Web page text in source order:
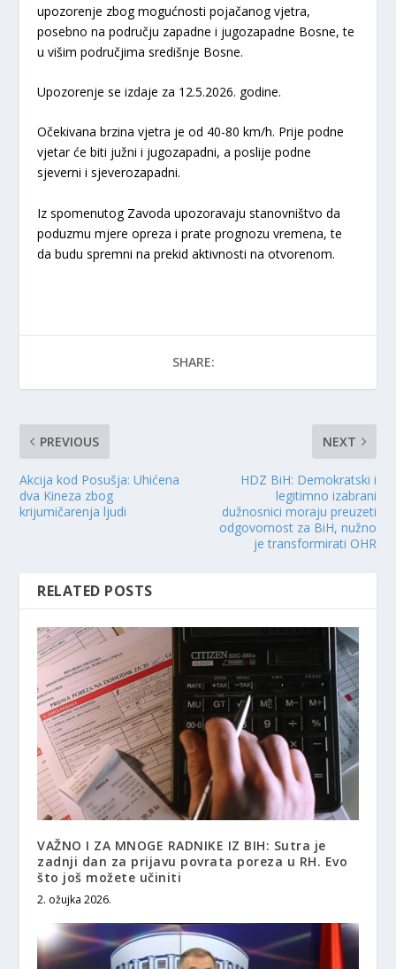
upozorenje zbog mogućnosti pojačanog vjetra,
posebno na području zapadne i jugozapadne Bosne, te
u višim područjima središnje Bosne.
Upozorenje se izdaje za 12.5.2026. godine.
Očekivana brzina vjetra je od 40-80 km/h. Prije podne
vjetar će biti južni i jugozapadni, a poslije podne
sjeverni i sjeverozapadni.
Iz spomenutog Zavoda upozoravaju stanovništvo da
poduzmu mjere opreza i prate prognozu vremena, te
da budu spremni na prekid aktivnosti na otvorenom.
SHARE:
PREVIOUS
Akcija kod Posušja: Uhićena
dva Kineza zbog
krijumičarenja ljudi
NEXT
HDZ BiH: Demokratski i
legitimno izabrani
dužnosnici moraju preuzeti
odgovornost za BiH, nužno
je transformirati OHR
RELATED POSTS
VAŽNO I ZA MNOGE RADNIKE IZ BIH: Sutra je
zadnji dan za prijavu povrata poreza u RH. Evo
što još možete učiniti
2. ožujka 2026.